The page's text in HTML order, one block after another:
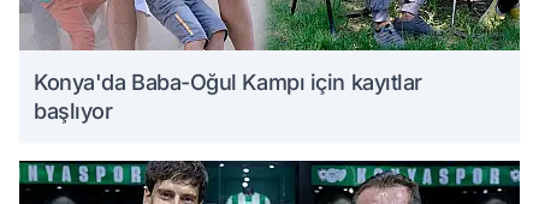
Konya'da Baba-Oğul Kampı için kayıtlar
başlıyor